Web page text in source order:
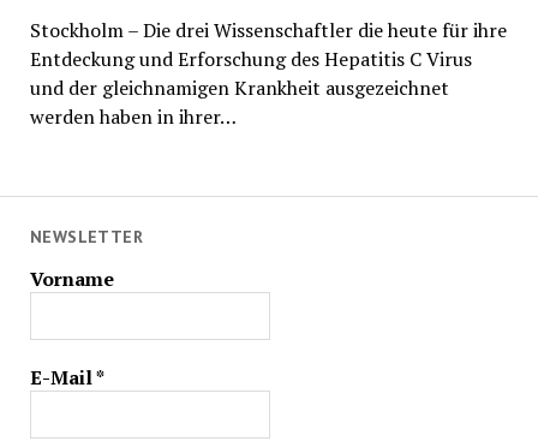
NEWSLETTER
Vorname
E-Mail*
Stockholm – Die drei Wissenschaftler die heute für ihre
Entdeckung und Erforschung des Hepatitis C Virus
und der gleichnamigen Krankheit ausgezeichnet
werden haben in ihrer…